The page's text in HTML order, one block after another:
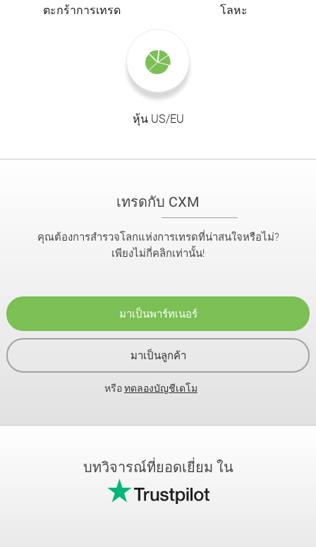
ตะกร้าการเทรด โลหะ
หุ้น US/EU
เทรดกับ CXM
คุณต้องการสำรวจโลกแห่งการเทรดที่น่าสนใจหรือไม่?
เพียงไม่กี่คลิกเท่านั้น!
มาเป็นพาร์ทเนอร์
มาเป็นลูกค้า
หรือทดลองบัญชีเดโม
บทวิจารณ์ที่ยอดเยี่ยม ใน